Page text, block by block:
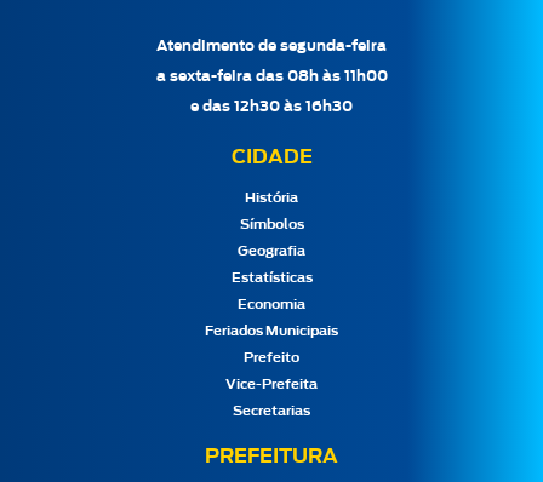
Atendimento de segunda-feira
a sexta-feira das 08h às 11h00
e das 12h30 às 16h30
CIDADE
História
Símbolos
Geografia
Estatísticas
Economia
Feriados Municipais
Prefeito
Vice-Prefeita
Secretarias
PREFEITURA